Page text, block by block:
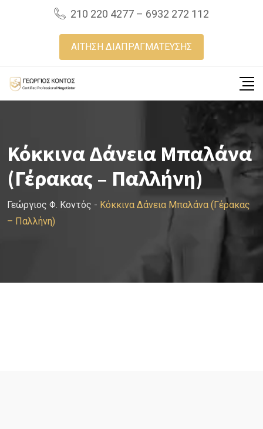
210 220 4277 – 6932 272 112
ΑΙΤΗΣΗ ΔΙΑΠΡΑΓΜΑΤΕΥΣΗΣ
Κόκκινα Δάνεια Μπαλάνα
(Γέρακας – Παλλήνη)
Γεώργιος Φ. Κοντός - Κόκκινα Δάνεια Μπαλάνα (Γέρακας
– Παλλήνη)